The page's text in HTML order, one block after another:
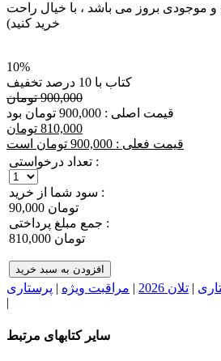
موجودی بروز می باشد ، با خیال راحت
خرید کنید)
10%
کتاب با 10 درصد تخفیف
900,000 تومان
قیمت اصلی : 900,000 تومان بود
810,000 تومان
قیمت فعلی : 900,000 تومان است
تعداد درخواستی :
سود شما از خرید :
90,000 تومان
جمع مبلغ پرداختی :
810,000 تومان
افزودن به سبد خرید
| تلان 2026 | مراقبت ویژه | پرستاری
|
سایر کتابهای مرتبط